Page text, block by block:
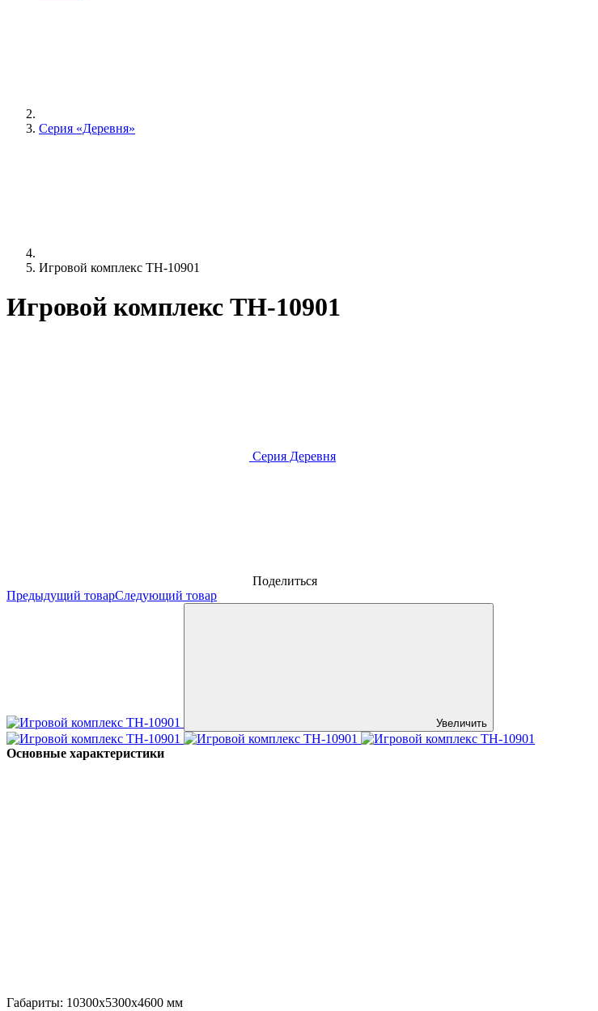
Серия «Деревня»
Игровой комплекс TH-10901
Игровой комплекс TH-10901
Серия Деревня
Поделиться
Предыдущий товарСледующий товар
Увеличить
Основные характеристики
Габариты: 10300x5300x4600 мм